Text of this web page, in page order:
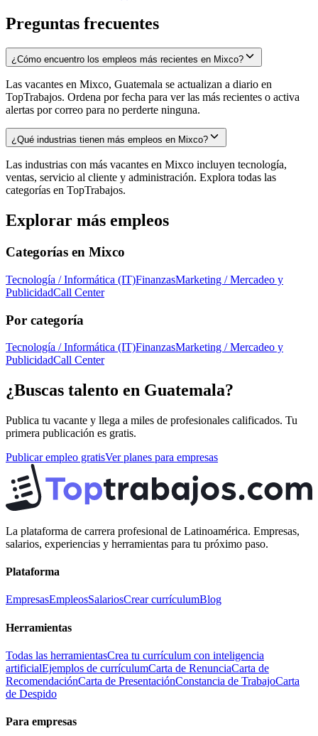
Preguntas frecuentes
¿Cómo encuentro los empleos más recientes en Mixco?
Las vacantes en Mixco, Guatemala se actualizan a diario en
TopTrabajos. Ordena por fecha para ver las más recientes o activa
alertas por correo para no perderte ninguna.
¿Qué industrias tienen más empleos en Mixco?
Las industrias con más vacantes en Mixco incluyen tecnología,
ventas, servicio al cliente y administración. Explora todas las
categorías en TopTrabajos.
Explorar más empleos
Categorías en Mixco
Tecnología / Informática (IT)FinanzasMarketing / Mercadeo y
PublicidadCall Center
Por categoría
Tecnología / Informática (IT)FinanzasMarketing / Mercadeo y
PublicidadCall Center
¿Buscas talento en Guatemala?
Publica tu vacante y llega a miles de profesionales calificados. Tu
primera publicación es gratis.
Publicar empleo gratisVer planes para empresas
La plataforma de carrera profesional de Latinoamérica. Empresas,
salarios, experiencias y herramientas para tu próximo paso.
Plataforma
EmpresasEmpleosSalariosCrear currículumBlog
Herramientas
Todas las herramientasCrea tu currículum con inteligencia
artificialEjemplos de currículumCarta de RenunciaCarta de
RecomendaciónCarta de PresentaciónConstancia de TrabajoCarta
de Despido
Para empresas